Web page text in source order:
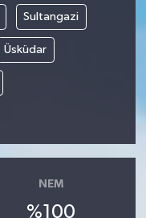
Sultangazi
Üsküdar
NEM
%100